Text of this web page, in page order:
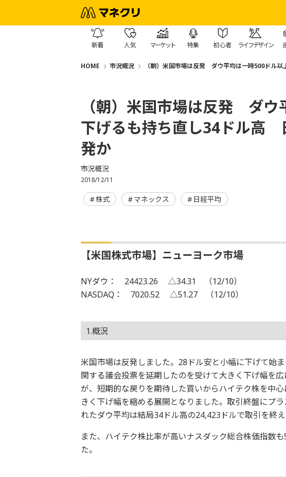
新着 人気 マーケット 特集 初心者 ライフデザイン
HOME 市況概況 （朝）米国市場は反発 ダウ平均は一時500ドル
（朝）米国市場は反発 ダ
下げるも持ち直し34ドル高
発か
市況概況
2018/12/11
株式 マネックス 日経平均
【米国株式市場】ニューヨーク市場
NYダウ： 24423.26 △34.31 （12/10）
NASDAQ： 7020.52 △51.27 （12/10）
1.概況
米国市場は反発しました。28ドル安と小幅に下げて始
関する議会投票を延期したのを受けて大きく下げ幅を
が、短期的な戻りを期待した買いからハイテク株を中
きく下げ幅を縮める展開となりました。取引終盤にプ
れたダウ平均は結局34ドル高の24,423ドルで取引を終え
また、ハイテク株比率が高いナスダック総合株価指数
た。